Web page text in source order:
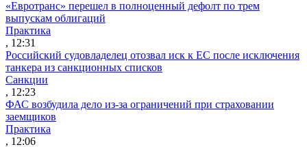
«Евротранс» перешел в полноценный дефолт по трем
выпускам облигаций
Практика
, 12:31
Российский судовладелец отозвал иск к ЕС после исключения
танкера из санкционных списков
Санкции
, 12:23
ФАС возбудила дело из-за ограничений при страховании
заемщиков
Практика
, 12:06